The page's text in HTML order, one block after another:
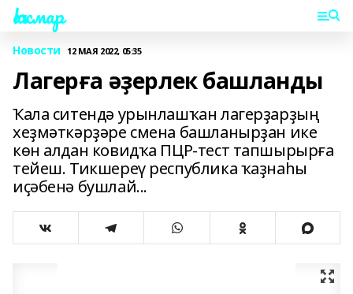
Һаҡмар
Новости 12 МАЯ 2022, 05:35
Лагерға әҙерлек башланды
Ҡала ситендә урынлашҡан лагерҙарҙың
хеҙмәткәрҙәре смена башланырҙан ике
көн алдан ковидҡа ПЦР-тест тапшырырға
тейеш. Тикшереү республика ҡаҙнаһы
иҫәбенә бушлай...